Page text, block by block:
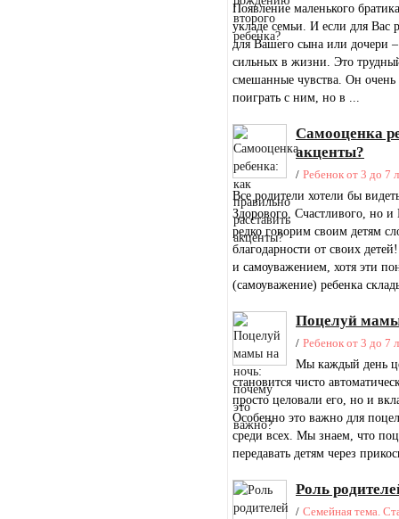
Появление маленького
укладе семьи. И если для Вас
для Вашего сына или дочери
сильных в жизни. Это
смешанные чувства. Он очень
поиграть с ним, но в ...
Самооценка
акценты?
/ Ребенок от 3 до 7
Все родители хотели бы
Здорового, Счастливого, но
редко говорим своим детям
благодарности от своих
и самоуважением, хотя эти
(самоуважение) ребенка
Поцелуй
/ Ребенок от 3 до 7
Мы каждый день
становится чисто
просто целовали его, но и
Особенно это важно для
среди всех. Мы знаем, что
передавать детям через
Роль
/ Семейная тема.